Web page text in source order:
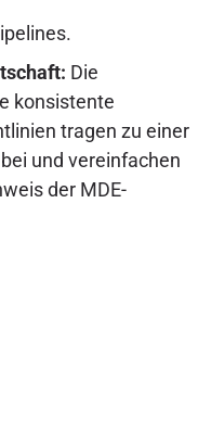
Die
konsistente
tragen zu einer
und vereinfachen
der MDE-